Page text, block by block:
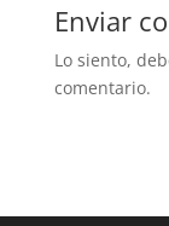
Enviar
Lo siento,
comentario.